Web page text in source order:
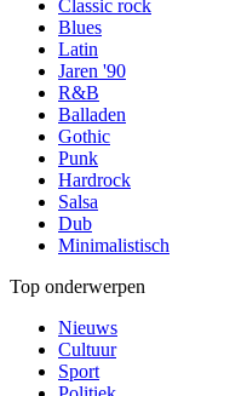
Classic rock
Blues
Latin
Jaren '90
R&B
Balladen
Gothic
Punk
Hardrock
Salsa
Dub
Minimalistisch
Top onderwerpen
Nieuws
Cultuur
Sport